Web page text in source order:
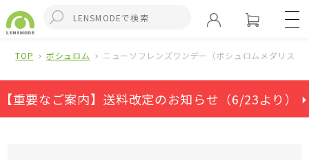
TOP ボシュロム ニューソフレンズワンデー（ボシュロムメダリスト
【重要なご案内】送料改定のお知らせ（6/23より） ⏵